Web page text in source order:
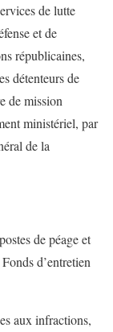
de lutte
et de
républicaines,
détenteurs de
de mission
ministériel, par
de la
de péage et
d’entretien
aux infractions,